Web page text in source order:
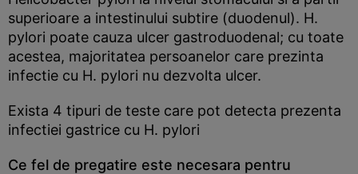
superioare a intestinului subtire (duodenul). H.
pylori poate cauza ulcer gastroduodenal; cu toate
acestea, majoritatea persoanelor care prezinta
infectie cu H. pylori nu dezvolta ulcer.
Exista 4 tipuri de teste care pot detecta prezenta
infectiei gastrice cu H. pylori
Ce fel de pregatire este necesara pentru